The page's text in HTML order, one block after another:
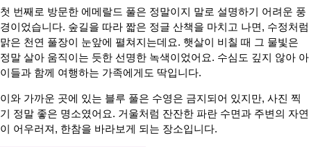
첫 번째로 방문한 에메랄드 풀은 정말이지 말로 설명하기 어려운 풍
경이었습니다. 숲길을 따라 짧은 정글 산책을 마치고 나면, 수정처럼
맑은 천연 풀장이 눈앞에 펼쳐지는데요. 햇살이 비칠 때 그 물빛은
정말 살아 움직이는 듯한 선명한 녹색이었어요. 수심도 깊지 않아 아
이들과 함께 여행하는 가족에게도 딱입니다.
이와 가까운 곳에 있는 블루 풀은 수영은 금지되어 있지만, 사진 찍
기 정말 좋은 명소였어요. 거울처럼 잔잔한 파란 수면과 주변의 자연
이 어우러져, 한참을 바라보게 되는 장소입니다.